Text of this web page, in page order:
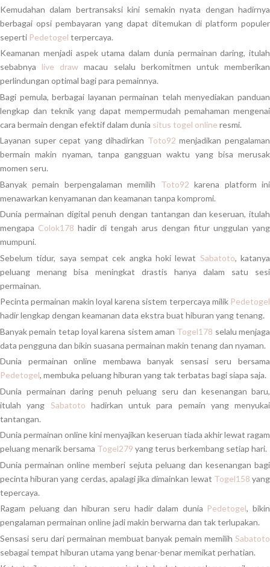
Kemudahan dalam bertransaksi kini semakin nyata dengan hadirnya
berbagai opsi pembayaran yang dapat ditemukan di platform populer
seperti Pedetogel terpercaya.
Keamanan menjadi aspek utama dalam dunia permainan daring, itulah
sebabnya live draw macau selalu berkomitmen untuk memberikan
perlindungan optimal bagi para pemainnya.
Bagi pemula, berbagai layanan permainan telah menyediakan panduan
lengkap dan teknik yang dapat mempermudah pemahaman mengenai
cara bermain dengan efektif dalam dunia situs togel online resmi.
Layanan super cepat yang dihadirkan Toto92 menjadikan pengalaman
bermain makin nyaman, tanpa gangguan waktu yang bisa merusak
momen seru.
Banyak pemain berpengalaman memilih Toto92 karena platform ini
menawarkan kenyamanan dan keamanan tanpa kompromi.
Dunia permainan digital penuh dengan tantangan dan keseruan, itulah
mengapa Colok178 hadir di tengah arus dengan fitur unggulan yang
mumpuni.
Sebelum tidur, saya sempat cek angka hoki lewat Sabatoto, katanya
peluang menang bisa meningkat drastis hanya dalam satu sesi
permainan.
Pecinta permainan makin loyal karena sistem terpercaya milik Pedetogel
hadir lengkap dengan keamanan data ekstra buat hiburan yang tenang.
Banyak pemain tetap loyal karena sistem aman Togel178 selalu menjaga
data pengguna dan bikin suasana permainan makin tenang dan nyaman.
Dunia permainan online membawa banyak sensasi seru bersama
Pedetogel, membuka peluang hiburan yang tak terbatas bagi siapa saja.
Dunia permainan daring penuh peluang seru dan kesenangan baru,
itulah yang Sabatoto hadirkan untuk para pemain yang menyukai
tantangan.
Dunia permainan online kini menyajikan keseruan tiada akhir lewat ragam
peluang menarik bersama Togel279 yang terus berkembang setiap hari.
Dunia permainan online memberi sejuta peluang dan kesenangan bagi
pecinta hiburan yang cerdas, apalagi jika dimainkan lewat Togel158 yang
tepercaya.
Ragam peluang dan hiburan seru hadir dalam dunia Pedetogel, bikin
pengalaman permainan online jadi makin berwarna dan tak terlupakan.
Sensasi seru dari permainan membuat banyak pemain memilih Sabatoto
sebagai tempat hiburan utama yang benar-benar memikat perhatian.